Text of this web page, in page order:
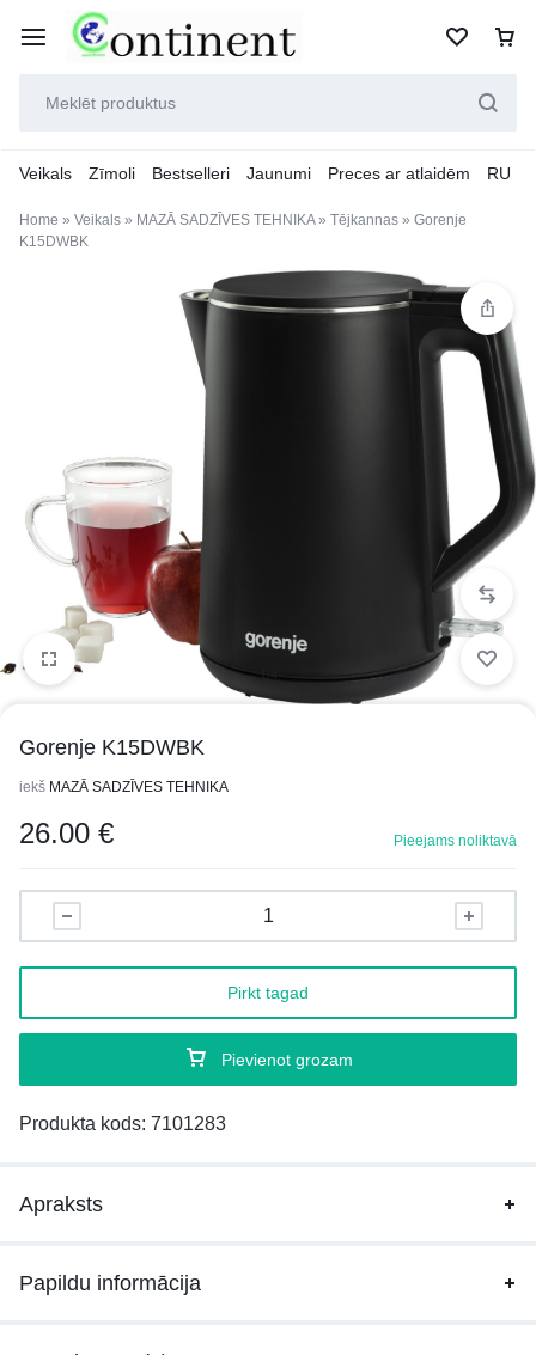
Veikals Zīmoli Bestselleri Jaunumi Preces ar atlaidēm RU
Home » Veikals » MAZĀ SADZĪVES TEHNIKA» Tējkannas » Gorenje
K15DWBK
1/4
Gorenje K15DWBK
iekš MAZĀ SADZĪVES TEHNIKA
26.00 € Pieejams noliktavā
Pievienot grozam
Pirkt tagad
Produkta kods: 7101283
Apraksts
Papildu informācija